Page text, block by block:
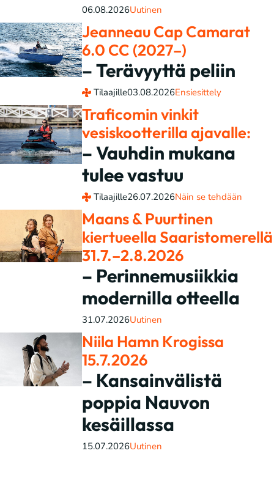
06.08.2026Uutinen
Jeanneau Cap Camarat
6.0 CC (2027–)
– Terävyyttä peliin
Tilaajille03.08.2026Ensiesittely
Traficomin vinkit
vesiskootterilla ajavalle:
– Vauhdin mukana
tulee vastuu
Tilaajille26.07.2026Näin se tehdään
Maans & Puurtinen
kiertueella Saaristomerellä
31.7.–2.8.2026
– Perinnemusiikkia
modernilla otteella
31.07.2026Uutinen
Niila Hamn Krogissa
15.7.2026
– Kansainvälistä
poppia Nauvon
kesäillassa
15.07.2026Uutinen